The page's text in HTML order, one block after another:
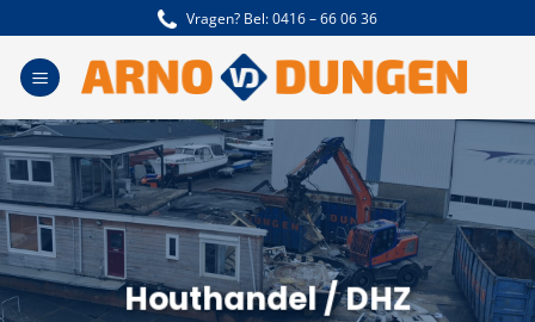
naar
inhoud
Vragen? Bel:0416 – 66 06 36
Houthandel / DHZ